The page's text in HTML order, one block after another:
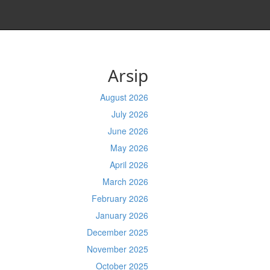
Arsip
August 2026
July 2026
June 2026
May 2026
April 2026
March 2026
February 2026
January 2026
December 2025
November 2025
October 2025